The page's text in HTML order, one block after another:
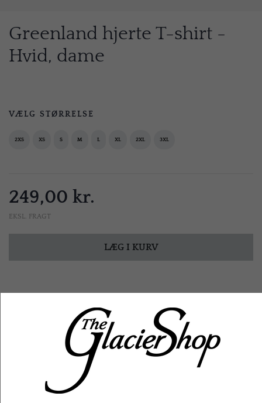
Greenland hjerte T-shirt -
Hvid, dame
VÆLG STØRRELSE
2XS XS S M L XL 2XL 3XL
249,00 kr.
EKSL. FRAGT
LÆG I KURV
RELATEREDE PRODUKTER